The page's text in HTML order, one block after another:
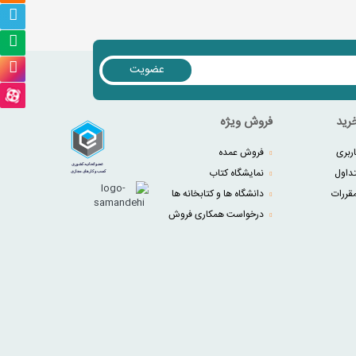
عضویت
فروش ویژه
فروش عمده
نمایشگاه کتاب
دانشگاه ها و کتابخانه ها
درخواست همکاری فروش